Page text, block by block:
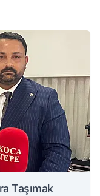
Taşımak